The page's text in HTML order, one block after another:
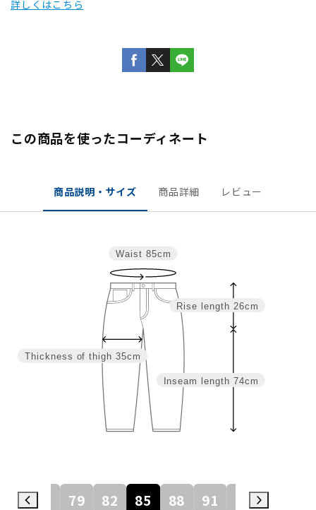
詳しくはこちら
この商品を使ったコーディネート
商品説明・サイズ 商品詳細 レビュー
Inseam length 74cm
Rise length 26cm
Thickness of thigh 35cm
Waist 85cm
76 79 82 85 88 91 94